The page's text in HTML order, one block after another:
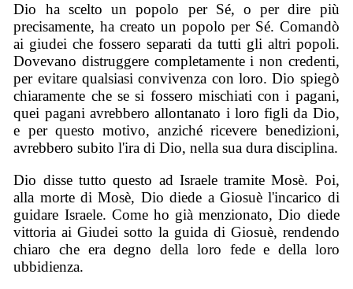
Dio ha scelto un popolo per Sé, o per dire più
precisamente, ha creato un popolo per Sé. Comandò
ai giudei che fossero separati da tutti gli altri popoli.
Dovevano distruggere completamente i non credenti,
per evitare qualsiasi convivenza con loro. Dio spiegò
chiaramente che se si fossero mischiati con i pagani,
quei pagani avrebbero allontanato i loro figli da Dio,
e per questo motivo, anziché ricevere benedizioni,
avrebbero subito l'ira di Dio, nella sua dura disciplina.
Dio disse tutto questo ad Israele tramite Mosè. Poi,
alla morte di Mosè, Dio diede a Giosuè l'incarico di
guidare Israele. Come ho già menzionato, Dio diede
vittoria ai Giudei sotto la guida di Giosuè, rendendo
chiaro che era degno della loro fede e della loro
ubbidienza.